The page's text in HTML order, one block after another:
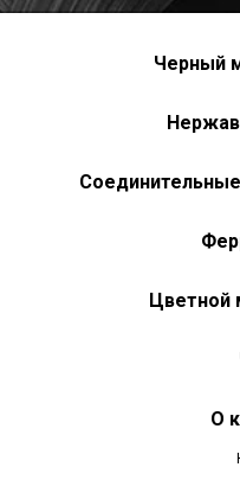
Черный
Цветной
О